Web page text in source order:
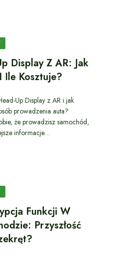
Display Z AR: Jak
Ile Kosztuje?
Up Display z AR i jak
prowadzenia auta?
że prowadzisz samochód,
informacje…
Funkcji W
Przyszłość